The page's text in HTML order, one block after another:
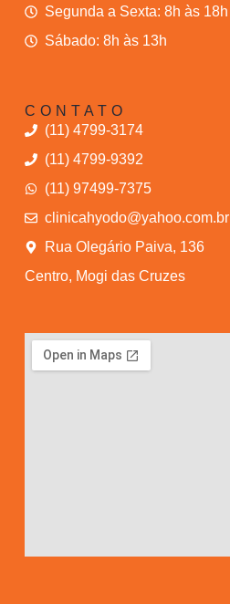
Segunda a Sexta: 8h às 18h
Sábado: 8h às 13h
CONTATO
(11) 4799-3174
(11) 4799-9392
(11) 97499-7375
clinicahyodo@yahoo.com.br
Rua Olegário Paiva, 136
Centro, Mogi das Cruzes